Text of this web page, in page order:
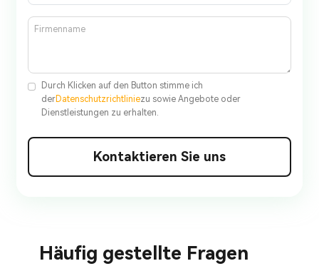
Durch Klicken auf den Button stimme ich
derDatenschutzrichtliniezu sowie Angebote oder
Dienstleistungen zu erhalten.
Kontaktieren Sie uns
Häufig gestellte Fragen